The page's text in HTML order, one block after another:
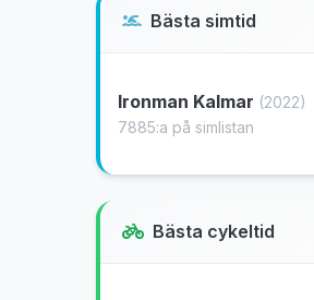
Bästa simtid
Ironman Kalmar (2022)
7885:a på simlistan
Bästa cykeltid